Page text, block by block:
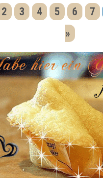
2 3 4 5 6 7
»